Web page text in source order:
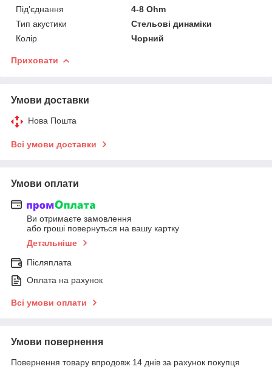
Під'єднання
4-8 Ohm
Тип акустики
Стельові динаміки
Колір
Чорний
Приховати
Умови доставки
Нова Пошта
Всі умови доставки
Умови оплати
Ви отримаєте замовлення
або гроші повернуться на вашу картку
Детальніше
Післяплата
Оплата на рахунок
Всі умови оплати
Умови повернення
Повернення товару впродовж 14 днів за рахунок покупця